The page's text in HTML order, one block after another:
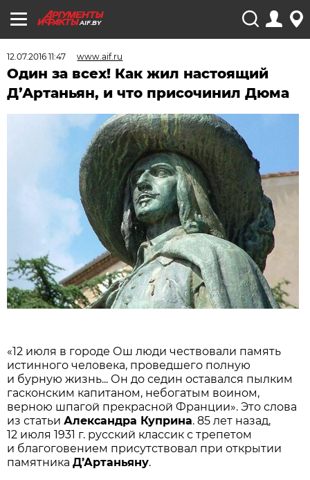
AIF.BY
12.07.2016 11:47 www.aif.ru
Один за всех! Как жил настоящий
Д’Артаньян, и что присочинил Дюма
«12 июля в городе Ош люди чествовали память
истинного человека, проведшего полную
и бурную жизнь... Он до седин оставался пылким
гасконским капитаном, небогатым воином,
верною шпагой прекрасной Франции». Это слова
из статьиАлександра Куприна. 85 лет назад,
12 июля 1931 г. русский классик с трепетом
и благоговением присутствовал при открытии
памятникаД’Артаньяну.